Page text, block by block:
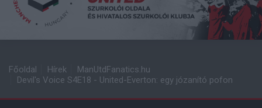
Főoldal Hírek
ManUtdFanatics.hu
Devil's Voice S4E18 - United-Everton: egy józanító pofon